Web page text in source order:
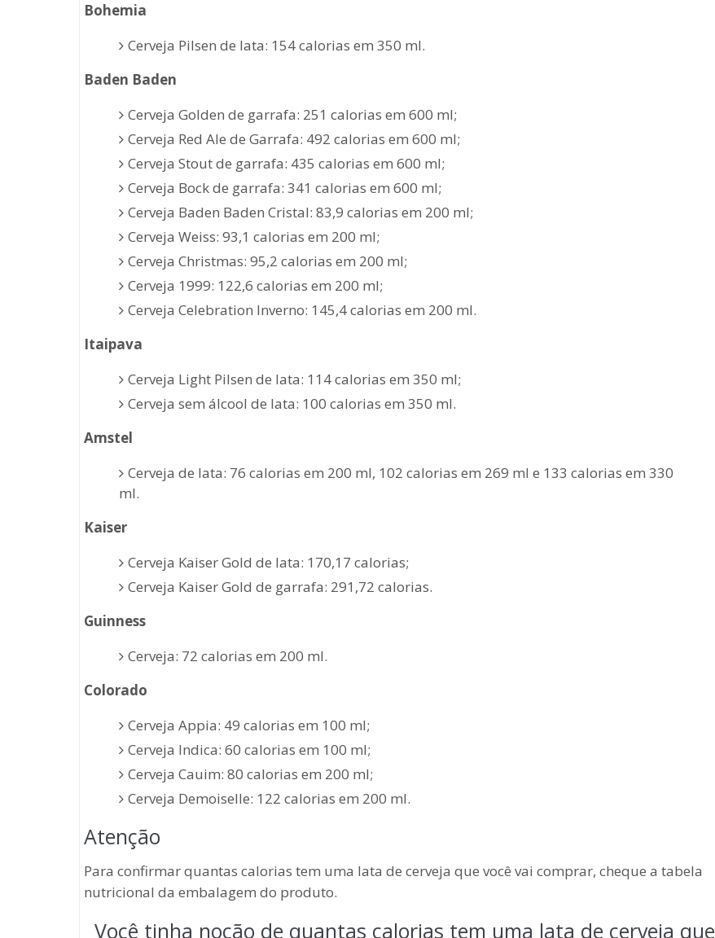
Bohemia
Cerveja Pilsen de lata: 154 calorias em 350 ml.
Baden Baden
Cerveja Golden de garrafa: 251 calorias em 600 ml;
Cerveja Red Ale de Garrafa: 492 calorias em 600 ml;
Cerveja Stout de garrafa: 435 calorias em 600 ml;
Cerveja Bock de garrafa: 341 calorias em 600 ml;
Cerveja Baden Baden Cristal: 83,9 calorias em 200 ml;
Cerveja Weiss: 93,1 calorias em 200 ml;
Cerveja Christmas: 95,2 calorias em 200 ml;
Cerveja 1999: 122,6 calorias em 200 ml;
Cerveja Celebration Inverno: 145,4 calorias em 200 ml.
Itaipava
Cerveja Light Pilsen de lata: 114 calorias em 350 ml;
Cerveja sem álcool de lata: 100 calorias em 350 ml.
Amstel
Cerveja de lata: 76 calorias em 200 ml, 102 calorias em 269 ml e 133 calorias em 330
ml.
Kaiser
Cerveja Kaiser Gold de lata: 170,17 calorias;
Cerveja Kaiser Gold de garrafa: 291,72 calorias.
Guinness
Cerveja: 72 calorias em 200 ml.
Colorado
Cerveja Appia: 49 calorias em 100 ml;
Cerveja Indica: 60 calorias em 100 ml;
Cerveja Cauim: 80 calorias em 200 ml;
Cerveja Demoiselle: 122 calorias em 200 ml.
Atenção
Para confirmar quantas calorias tem uma lata de cerveja que você vai comprar, cheque a tabela
nutricional da embalagem do produto.
Você tinha noção de quantas calorias tem uma lata de cerveja que